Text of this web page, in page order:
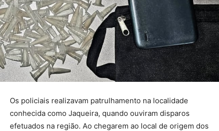
Os policiais realizavam patrulhamento na localidade
conhecida como Jaqueira, quando ouviram disparos
efetuados na região. Ao chegarem ao local de origem dos